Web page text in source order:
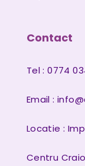
Contact
Tel : 0774
Email :
Locatie :
Centru